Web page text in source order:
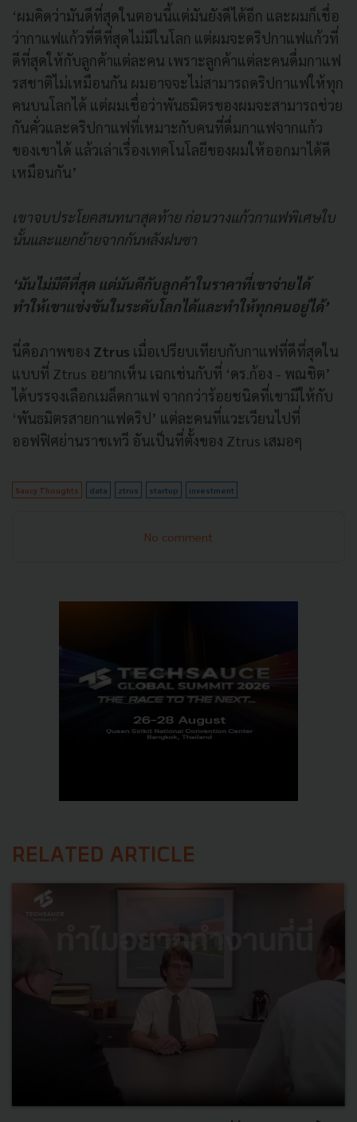
‘ผมคิดว่ามันดีที่สุดในตอนนี้แต่มันยังดีได้อีก และผมก็เชื่อ
ว่ากาแฟแก้วที่ดีที่สุดไม่มีในโลก แต่ผมจะดริปกาแฟแก้วที่
ดีที่สุดให้กับลูกค้าแต่ละคน เพราะลูกค้าแต่ละคนดื่มกาแฟ
รสชาติไม่เหมือนกัน ผมอาจจะไม่สามารถดริปกาแฟให้ทุก
คนบนโลกได้ แต่ผมเชื่อว่าพันธมิตรของผมจะสามารถช่วย
กันคั่วและดริปกาแฟที่เหมาะกับคนที่ดื่มกาแฟจากแก้ว
ของเขาได้ แล้วเล่าเรื่องเทคโนโลยีของผมให้ออกมาได้ดี
เหมือนกัน’
เขาจบประโยคสนทนาสุดท้าย ก่อนวางแก้วกาแฟพิเศษใบ
นั้นและแยกย้ายจากกันหลังฝนซา
‘มันไม่มีดีที่สุด แต่มันดีกับลูกค้าในราคาที่เขาจ่ายได้
ทำให้เขาแข่งขันในระดับโลกได้และทำให้ทุกคนอยู่ได้’
นี่คือภาพของ Ztrus เมื่อเปรียบเทียบกับกาแฟที่ดีที่สุดใน
แบบที่ Ztrus อยากเห็น เฉกเช่นกับที่ ‘ดร.ก้อง - พณชิต’
ได้บรรจงเลือกเมล็ดกาแฟ จากกว่าร้อยชนิดที่เขามีให้กับ
‘พันธมิตรสายกาแฟดริป’ แต่ละคนที่แวะเวียนไปที่
ออฟฟิศย่านราชเทวี อันเป็นที่ตั้งของ Ztrus เสมอๆ
Saucy Thoughts data ztrus startup investment
No comment
RELATED ARTICLE